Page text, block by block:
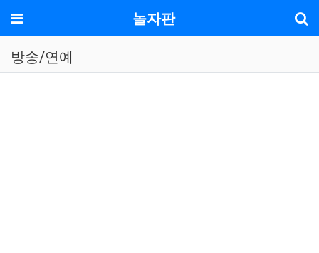
메뉴 놀자판
방송/연예